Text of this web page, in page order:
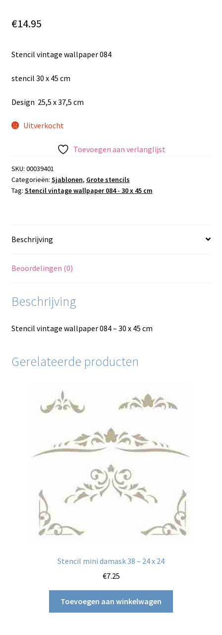
€14.95
Stencil vintage wallpaper 084
stencil 30 x 45 cm
Design 25,5 x 37,5 cm
Uitverkocht
Toevoegen aan verlanglijst
SKU: 00039401
Categorieën: Sjablonen, Grote stencils
Tag: Stencil vintage wallpaper 084 - 30 x 45 cm
Beschrijving
Beoordelingen (0)
Beschrijving
Stencil vintage wallpaper 084 – 30 x 45 cm
Gerelateerde producten
Stencil mini damask 38 – 24 x 24
€7.25
Toevoegen aan winkelwagen